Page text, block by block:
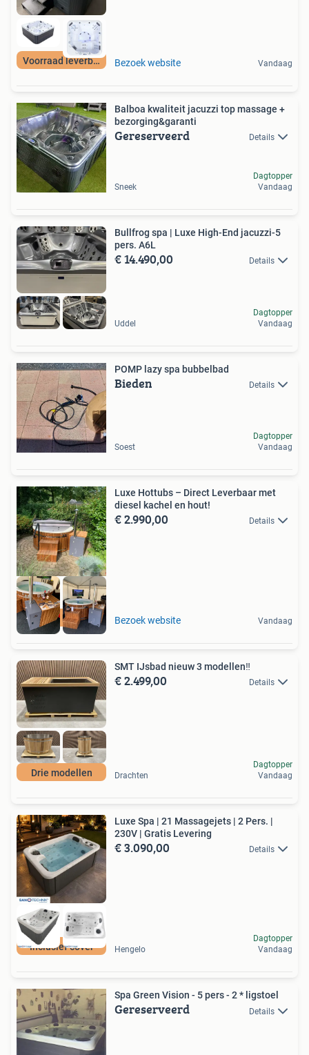
Voorraad leverbaar Bezoek website Vandaag
Balboa kwaliteit jacuzzi top massage +
bezorging&garanti
Gereserveerd Details
Sneek
Dagtopper
Vandaag
Bullfrog spa | Luxe High-End jacuzzi-5
pers. A6L
€ 14.490,00 Details
Uddel
Dagtopper
Vandaag
POMP lazy spa bubbelbad
Bieden Details
Soest
Dagtopper
Vandaag
Diesel heater
Luxe Hottubs – Direct Leverbaar met
diesel kachel en hout!
€ 2.990,00 Details
Bezoek website Vandaag
Drie modellen
SMT IJsbad nieuw 3 modellen‼️
€ 2.499,00 Details
Drachten
Dagtopper
Vandaag
Inclusief cover
Luxe Spa | 21 Massagejets | 2 Pers. |
230V | Gratis Levering
€ 3.090,00 Details
Hengelo
Dagtopper
Vandaag
Spa Green Vision - 5 pers - 2 * ligstoel
Gereserveerd Details